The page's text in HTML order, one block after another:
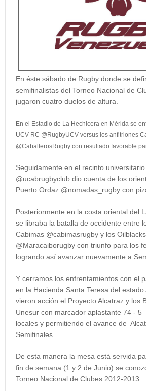
En éste sábado de Rugby donde se
semifinalistas del Torneo Nacional de
jugaron cuatro duelos de altura.
En el Estadio de La Hechicera en Mérida se
UCV RC @RugbyUCV versus los anfitriones
@CaballerosRugby con resultado favorable
Seguidamente en el recinto
@ucabrugbyclub dio cuenta de los
Puerto Ordaz @nomadas_rugby con
Posteriormente en la costa oriental del
se libraba la batalla de occidente entre
Cabimas @cabimasrugby y los
@Maracaiborugby con triunfo para los
logrando así avanzar nuevamente a
Y cerramos los enfrentamientos con el
en la Hacienda Santa Teresa del estado
vieron acción el Proyecto Alcatraz y los
Unesur con marcador aplastante 74 - 5
locales y permitiendo el avance de
Semifinales.
De esta manera la mesa está servida
fin de semana (1 y 2 de Junio) se
Torneo Nacional de Clubes 2012-2013: